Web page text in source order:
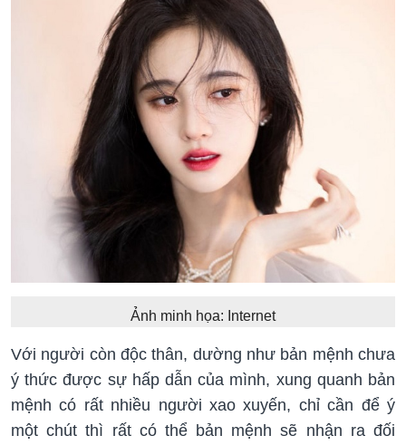
Ảnh minh họa: Internet
Với người còn độc thân, dường như bản mệnh chưa
ý thức được sự hấp dẫn của mình, xung quanh bản
mệnh có rất nhiều người xao xuyến, chỉ cần để ý
một chút thì rất có thể bản mệnh sẽ nhận ra đối